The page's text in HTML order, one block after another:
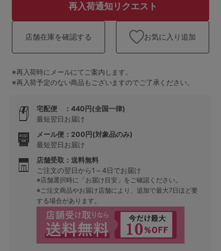
WEB限定アイテム
検索を閉じる
再入荷通知リクエスト
店舗在庫を確認する お気に入り追加
※再入荷時にメールにてご案内します。
※再入荷予定のない商品もございますのでご了承ください。
宅配便 ：440円(全国一律)
最短翌日お届け
メール便：200円(対象品のみ)
最短翌日お届け
店舗受取：送料無料
ご注文の翌日から1～4日でお届け
※店舗選択時に「お届け目安」をご確認ください。
※ご注文商品やお届け店舗により、追加で最大7日ほど要
する場合があります。